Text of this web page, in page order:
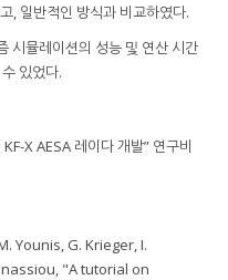
, 일반적인 방식과 비교하였다.
시뮬레이션의 성능 및 연산 시간
있었다.
X AESA 레이다 개발” 연구비
Younis, G. Krieger, I.
"A tutorial on